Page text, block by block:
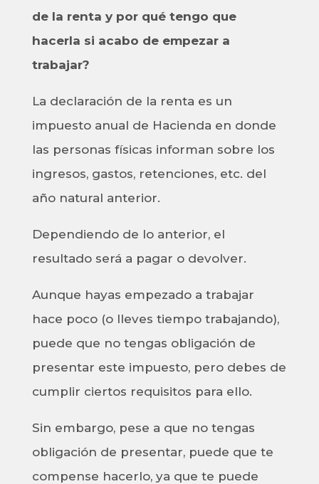
de la renta y por qué tengo que
hacerla si acabo de empezar a
trabajar?
La declaración de la renta es un
impuesto anual de Hacienda en donde
las personas físicas informan sobre los
ingresos, gastos, retenciones, etc. del
año natural anterior.
Dependiendo de lo anterior, el
resultado será a pagar o devolver.
Aunque hayas empezado a trabajar
hace poco (o lleves tiempo trabajando),
puede que no tengas obligación de
presentar este impuesto, pero debes de
cumplir ciertos requisitos para ello.
Sin embargo, pese a que no tengas
obligación de presentar, puede que te
compense hacerlo, ya que te puede